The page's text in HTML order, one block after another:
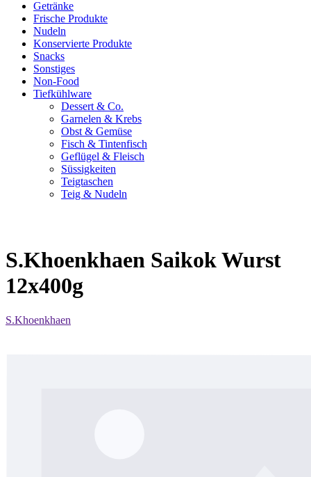
Getränke
Frische Produkte
Nudeln
Konservierte Produkte
Snacks
Sonstiges
Non-Food
Tiefkühlware
Dessert & Co.
Garnelen & Krebs
Obst & Gemüse
Fisch & Tintenfisch
Geflügel & Fleisch
Süssigkeiten
Teigtaschen
Teig & Nudeln
S.Khoenkhaen Saikok Wurst
12x400g
S.Khoenkhaen